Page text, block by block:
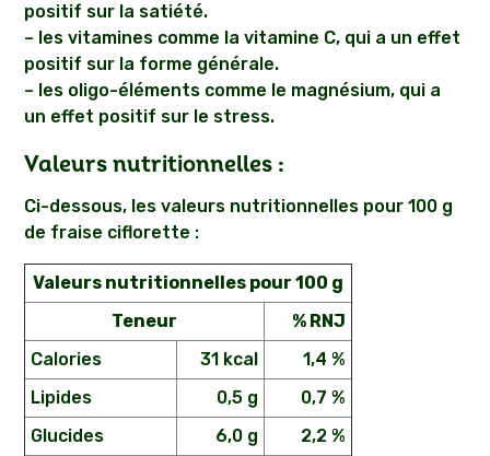
positif sur la satiété.
– les vitamines comme la vitamine C, qui a un effet
positif sur la forme générale.
– les oligo-éléments comme le magnésium, qui a
un effet positif sur le stress.
Valeurs nutritionnelles :
Ci-dessous, les valeurs nutritionnelles pour 100 g
de fraise ciflorette :
Valeurs nutritionnelles pour 100 g
Teneur
% RNJ
Calories
31 kcal
1,4 %
Lipides
0,5 g
0,7 %
Glucides
6,0 g
2,2 %